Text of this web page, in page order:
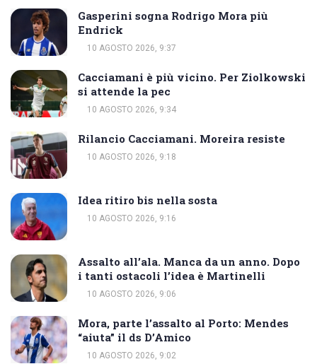
Gasperini sogna Rodrigo Mora più
Endrick
10 AGOSTO 2026, 9:37
Cacciamani è più vicino. Per Ziolkowski
si attende la pec
10 AGOSTO 2026, 9:34
Rilancio Cacciamani. Moreira resiste
10 AGOSTO 2026, 9:18
Idea ritiro bis nella sosta
10 AGOSTO 2026, 9:16
Assalto all’ala. Manca da un anno. Dopo
i tanti ostacoli l’idea è Martinelli
10 AGOSTO 2026, 9:06
Mora, parte l’assalto al Porto: Mendes
“aiuta” il ds D’Amico
10 AGOSTO 2026, 9:02